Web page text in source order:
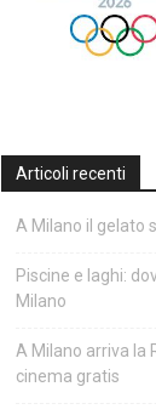
Articoli recenti
A Milano il gelato
Piscine e laghi:
Milano
A Milano arriva la
cinema gratis